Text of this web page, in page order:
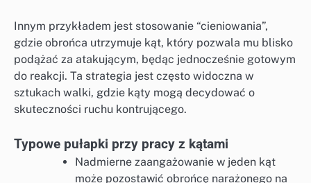
Innym przykładem jest stosowanie “cieniowania”,
gdzie obrońca utrzymuje kąt, który pozwala mu blisko
podążać za atakującym, będąc jednocześnie gotowym
do reakcji. Ta strategia jest często widoczna w
sztukach walki, gdzie kąty mogą decydować o
skuteczności ruchu kontrującego.
Typowe pułapki przy pracy z kątami
Nadmierne zaangażowanie w jeden kąt
może pozostawić obrońcę narażonego na